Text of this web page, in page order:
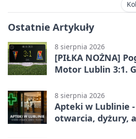
Ostatnie Artykuły
8 sierpnia 2026
[PIŁKA NOŻNA]
Motor Lublin 3:1.
Ekstraklasy
8 sierpnia 2026
Apteki w Lublinie
otwarcia, dyżury,